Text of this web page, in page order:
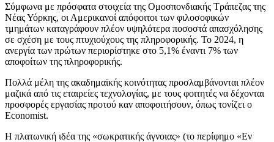
Σύμφωνα με πρόσφατα στοιχεία της Ομοσπονδιακής Τράπεζας της
Νέας Υόρκης, οι Αμερικανοί απόφοιτοι των φιλοσοφικών
τμημάτων καταγράφουν πλέον υψηλότερα ποσοστά απασχόλησης
σε σχέση με τους πτυχιούχους της πληροφορικής. Το 2024, η
ανεργία των πρώτων περιορίστηκε στο 5,1% έναντι 7% των
αποφοίτων της πληροφορικής.
Πολλά μέλη της ακαδημαϊκής κοινότητας προσλαμβάνονται πλέον
μαζικά από τις εταιρείες τεχνολογίας, με τους φοιτητές να δέχονται
προσφορές εργασίας προτού καν αποφοιτήσουν, όπως τονίζει ο
Economist.
H πλατωνική ιδέα της «σωκρατικής άγνοιας» (το περίφημο «Εν